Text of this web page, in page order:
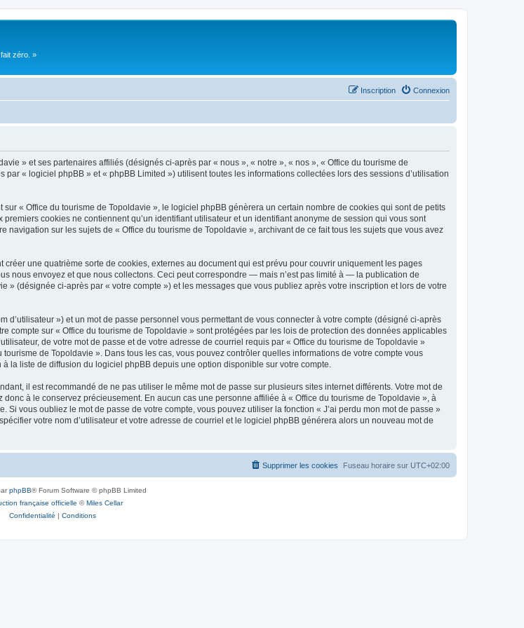
zéro. »
Connexion
Inscription
» et ses partenaires affiliés (désignés ci-après par « nous », « notre », « nos », « Office du tourisme de
« logiciel phpBB » et « phpBB Limited ») utilisent toutes les informations collectées lors des sessions d’utilisation
« Office du tourisme de Topoldavie », le logiciel phpBB génèrera un certain nombre de cookies qui sont de petits
cookies ne contiennent qu’un identifiant utilisateur et un identifiant anonyme de session qui vous sont
sur les sujets de « Office du tourisme de Topoldavie », archivant de ce fait tous les sujets que vous avez
une quatrième sorte de cookies, externes au document qui est prévu pour couvrir uniquement les pages
nous envoyez et que nous collectons. Ceci peut correspondre — mais n’est pas limité à — la publication de
» (désignée ci-après par « votre compte ») et les messages que vous publiez après votre inscription et lors de votre
») et un mot de passe personnel vous permettant de vous connecter à votre compte (désigné ci-après
compte sur « Office du tourisme de Topoldavie » sont protégées par les lois de protection des données applicables
de votre mot de passe et de votre adresse de courriel requis par « Office du tourisme de Topoldavie »
de Topoldavie ». Dans tous les cas, vous pouvez contrôler quelles informations de votre compte vous
liste de diffusion du logiciel phpBB depuis une option disponible sur votre compte.
il est recommandé de ne pas utiliser le même mot de passe sur plusieurs sites internet différents. Votre mot de
à le conservez précieusement. En aucun cas une personne affiliée à « Office du tourisme de Topoldavie », à
vous oubliez le mot de passe de votre compte, vous pouvez utiliser la fonction « J’ai perdu mon mot de passe »
votre nom d’utilisateur et votre adresse de courriel et le logiciel phpBB générera alors un nouveau mot de
Fuseau horaire sur UTC+02:00
Supprimer les cookies
phpBB® Forum Software © phpBB Limited
française officielle ©Miles Cellar
Confidentialité | Conditions